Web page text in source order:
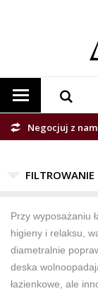
Negocjuj z
Przy wyposażaniu
higieny i relaksu,
diametralnie
deska
łazienkowe, ale